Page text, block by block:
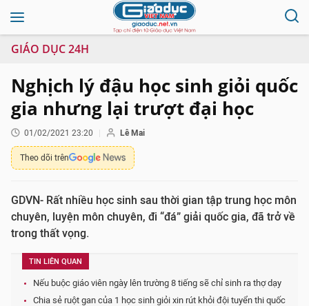
GIÁO DỤC 24H
Nghịch lý đậu học sinh giỏi quốc
gia nhưng lại trượt đại học
01/02/2021 23:20 Lê Mai
Theo dõi trên
GDVN- Rất nhiều học sinh sau thời gian tập trung học môn
chuyên, luyện môn chuyên, đi “đá” giải quốc gia, đã trở về
trong thất vọng.
TIN LIÊN QUAN
Nếu buộc giáo viên ngày lên trường 8 tiếng sẽ chỉ sinh ra thợ dạy
Chia sẻ ruột gan của 1 học sinh giỏi xin rút khỏi đội tuyển thi quốc